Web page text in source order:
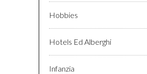
Hobbies
Hotels Ed Alberghi
Infanzia